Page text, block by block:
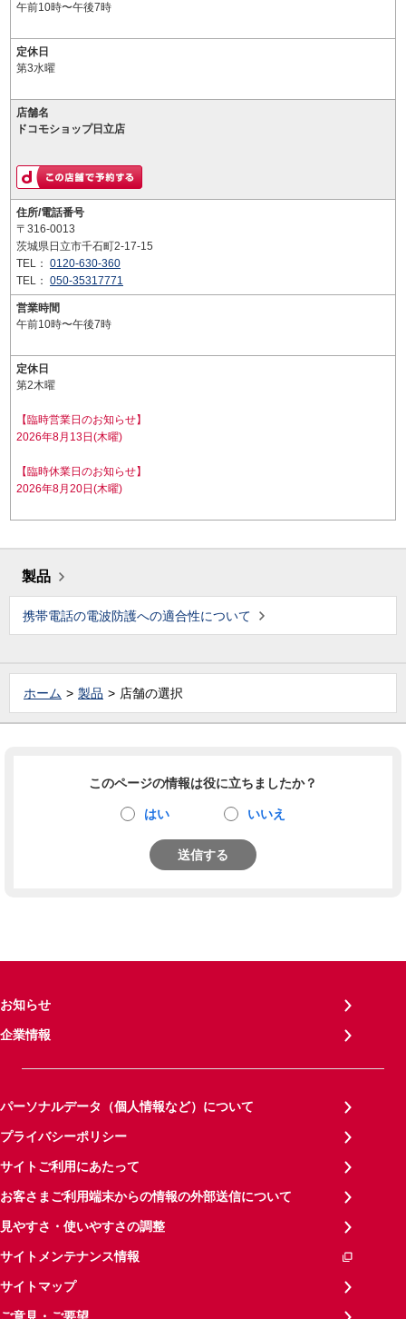
午前10時〜午後7時
定休日
第3水曜
店舗名
ドコモショップ日立店
住所/電話番号
〒316-0013
茨城県日立市千石町2-17-15
TEL： 0120-630-360
TEL： 050-35317771
営業時間
午前10時〜午後7時
定休日
第2木曜
【臨時営業日のお知らせ】
2026年8月13日(木曜)
【臨時休業日のお知らせ】
2026年8月20日(木曜)
製品
携帯電話の電波防護への適合性について
ホーム 製品 店舗の選択
このページの情報は役に立ちましたか？
はい いいえ
送信する
お知らせ
企業情報
パーソナルデータ（個人情報など）について
プライバシーポリシー
サイトご利用にあたって
お客さまご利用端末からの情報の外部送信について
見やすさ・使いやすさの調整
サイトメンテナンス情報
サイトマップ